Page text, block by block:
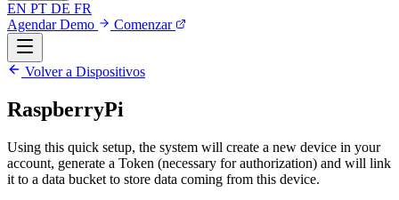
EN PT DE FR
Agendar Demo
Comenzar
Volver a Dispositivos
RaspberryPi
Using this quick setup, the system will create a new device in your
account, generate a Token (necessary for authorization) and will link
it to a data bucket to store data coming from this device.